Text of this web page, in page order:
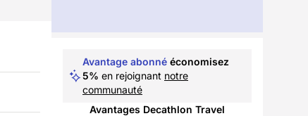
Avantage abonné économisez
5% en rejoignant notre
communauté
Avantages Decathlon Travel